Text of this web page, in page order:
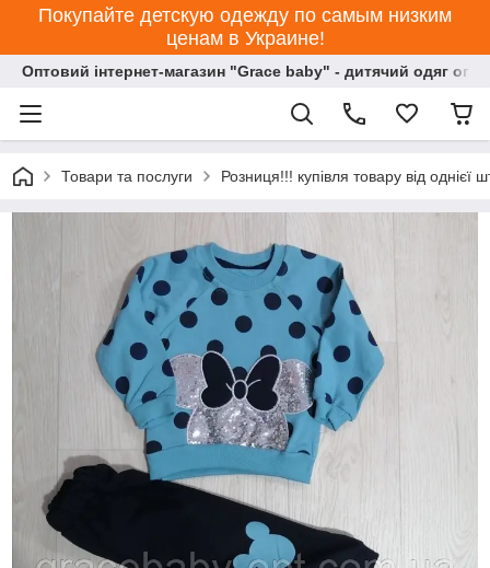
Покупайте детскую одежду по самым низким
ценам в Украине!
Оптовий інтернет-магазин "Grace baby" - дитячий одяг
Товари та послуги Розниця!!! купівля товару від однієї